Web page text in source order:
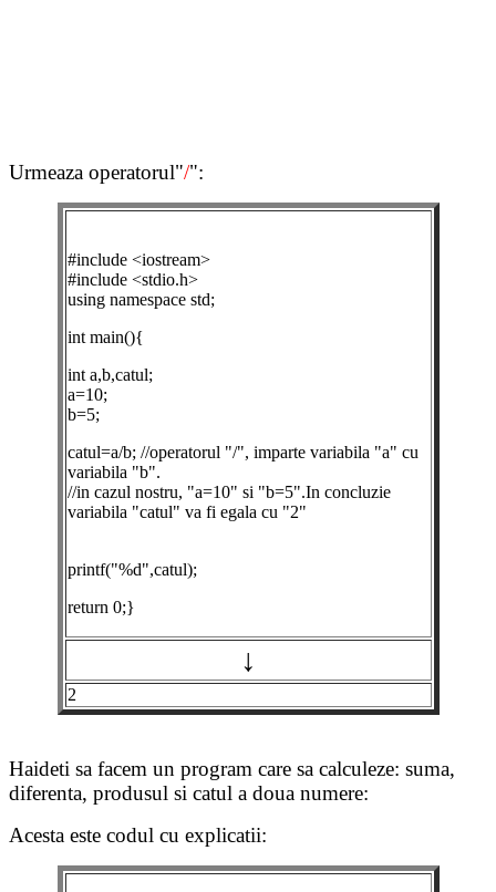
Urmeaza operatorul"/":
#include <iostream>
#include <stdio.h>
using namespace std;
int main(){
int a,b,catul;
a=10;
b=5;
catul=a/b; //operatorul "/", imparte variabila "a" cu
variabila "b".
//in cazul nostru, "a=10" si "b=5".In concluzie
variabila "catul" va fi egala cu "2"
printf("%d",catul);
return 0;}
↓
2
Haideti sa facem un program care sa calculeze: suma,
diferenta, produsul si catul a doua numere:
Acesta este codul cu explicatii: